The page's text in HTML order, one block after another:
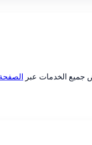
جميع الخدمات عبر